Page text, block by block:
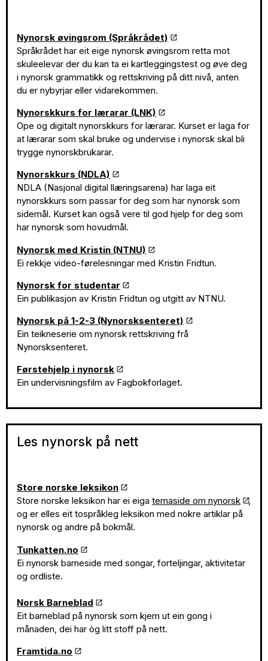
Nynorsk øvingsrom (Språkrådet)
Språkrådet har eit eige nynorsk øvingsrom retta mot
skuleelevar der du kan ta ei kartleggingstest og øve deg
i nynorsk grammatikk og rettskriving på ditt nivå, anten
du er nybyrjar eller vidarekommen.
Nynorskkurs for lærarar (LNK)
Ope og digitalt nynorskkurs for lærarar. Kurset er laga for
at lærarar som skal bruke og undervise i nynorsk skal bli
trygge nynorskbrukarar.
Nynorskkurs (NDLA)
NDLA (Nasjonal digital llæringsarena) har laga eit
nynorskkurs som passar for deg som har nynorsk som
sidemål. Kurset kan også vere til god hjelp for deg som
har nynorsk som hovudmål.
Nynorsk med Kristin (NTNU)
Ei rekkje video-førelesningar med Kristin Fridtun.
Nynorsk for studentar
Ein publikasjon av Kristin Fridtun og utgitt av NTNU.
Nynorsk på 1-2-3 (Nynorsksenteret)
Ein teikneserie om nynorsk rettskriving frå
Nynorsksenteret.
Førstehjelp i nynorsk
Ein undervisningsfilm av Fagbokforlaget.
Les nynorsk på nett
Store norske leksikon
Store norske leksikon har ei eigatemaside om nynorsk
,
og er elles eit tospråkleg leksikon med nokre artiklar på
nynorsk og andre på bokmål.
Tunkatten.no
Ei nynorsk barneside med songar, forteljingar, aktivitetar
og ordliste.
Norsk Barneblad
Eit barneblad på nynorsk som kjem ut ein gong i
månaden, dei har òg litt stoff på nett.
Framtida.no